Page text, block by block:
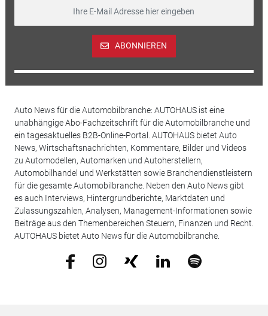
ABONNIEREN
Auto News für die Automobilbranche: AUTOHAUS ist eine
unabhängige Abo-Fachzeitschrift für die Automobilbranche und
ein tagesaktuelles B2B-Online-Portal. AUTOHAUS bietet Auto
News, Wirtschaftsnachrichten, Kommentare, Bilder und Videos
zu Automodellen, Automarken und Autoherstellern,
Automobilhandel und Werkstätten sowie Branchendienstleistern
für die gesamte Automobilbranche. Neben den Auto News gibt
es auch Interviews, Hintergrundberichte, Marktdaten und
Zulassungszahlen, Analysen, Management-Informationen sowie
Beiträge aus den Themenbereichen Steuern, Finanzen und Recht.
AUTOHAUS bietet Auto News für die Automobilbranche.